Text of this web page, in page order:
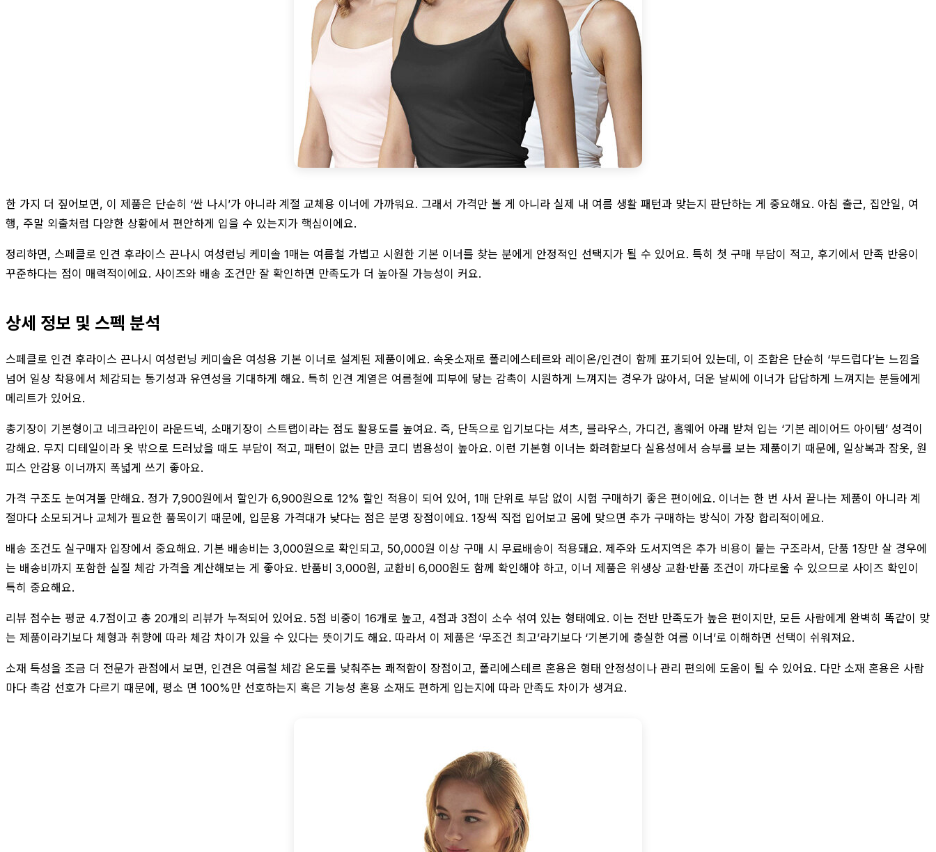
한 가지 더 짚어보면, 이 제품은 단순히 ‘싼 나시’가 아니라 계절 교체용 이너에 가까워요. 그래서 가격만 볼 게 아니라 실제 내 여름 생활 패턴과 맞는지 판단하는 게 중요해요. 아침 출근, 집안일, 여
행, 주말 외출처럼 다양한 상황에서 편안하게 입을 수 있는지가 핵심이에요.
정리하면, 스페클로 인견 후라이스 끈나시 여성런닝 케미솔 1매는 여름철 가볍고 시원한 기본 이너를 찾는 분에게 안정적인 선택지가 될 수 있어요. 특히 첫 구매 부담이 적고, 후기에서 만족 반응이
꾸준하다는 점이 매력적이에요. 사이즈와 배송 조건만 잘 확인하면 만족도가 더 높아질 가능성이 커요.
상세 정보 및 스펙 분석
스페클로 인견 후라이스 끈나시 여성런닝 케미솔은 여성용 기본 이너로 설계된 제품이에요. 속옷소재로 폴리에스테르와 레이온/인견이 함께 표기되어 있는데, 이 조합은 단순히 ‘부드럽다’는 느낌을
넘어 일상 착용에서 체감되는 통기성과 유연성을 기대하게 해요. 특히 인견 계열은 여름철에 피부에 닿는 감촉이 시원하게 느껴지는 경우가 많아서, 더운 날씨에 이너가 답답하게 느껴지는 분들에게
메리트가 있어요.
총기장이 기본형이고 네크라인이 라운드넥, 소매기장이 스트랩이라는 점도 활용도를 높여요. 즉, 단독으로 입기보다는 셔츠, 블라우스, 가디건, 홈웨어 아래 받쳐 입는 ‘기본 레이어드 아이템’ 성격이
강해요. 무지 디테일이라 옷 밖으로 드러났을 때도 부담이 적고, 패턴이 없는 만큼 코디 범용성이 높아요. 이런 기본형 이너는 화려함보다 실용성에서 승부를 보는 제품이기 때문에, 일상복과 잠옷, 원
피스 안감용 이너까지 폭넓게 쓰기 좋아요.
가격 구조도 눈여겨볼 만해요. 정가 7,900원에서 할인가 6,900원으로 12% 할인 적용이 되어 있어, 1매 단위로 부담 없이 시험 구매하기 좋은 편이에요. 이너는 한 번 사서 끝나는 제품이 아니라 계
절마다 소모되거나 교체가 필요한 품목이기 때문에, 입문용 가격대가 낮다는 점은 분명 장점이에요. 1장씩 직접 입어보고 몸에 맞으면 추가 구매하는 방식이 가장 합리적이에요.
배송 조건도 실구매자 입장에서 중요해요. 기본 배송비는 3,000원으로 확인되고, 50,000원 이상 구매 시 무료배송이 적용돼요. 제주와 도서지역은 추가 비용이 붙는 구조라서, 단품 1장만 살 경우에
는 배송비까지 포함한 실질 체감 가격을 계산해보는 게 좋아요. 반품비 3,000원, 교환비 6,000원도 함께 확인해야 하고, 이너 제품은 위생상 교환·반품 조건이 까다로울 수 있으므로 사이즈 확인이
특히 중요해요.
리뷰 점수는 평균 4.7점이고 총 20개의 리뷰가 누적되어 있어요. 5점 비중이 16개로 높고, 4점과 3점이 소수 섞여 있는 형태예요. 이는 전반 만족도가 높은 편이지만, 모든 사람에게 완벽히 똑같이 맞
는 제품이라기보다 체형과 취향에 따라 체감 차이가 있을 수 있다는 뜻이기도 해요. 따라서 이 제품은 ‘무조건 최고’라기보다 ‘기본기에 충실한 여름 이너’로 이해하면 선택이 쉬워져요.
소재 특성을 조금 더 전문가 관점에서 보면, 인견은 여름철 체감 온도를 낮춰주는 쾌적함이 장점이고, 폴리에스테르 혼용은 형태 안정성이나 관리 편의에 도움이 될 수 있어요. 다만 소재 혼용은 사람
마다 촉감 선호가 다르기 때문에, 평소 면 100%만 선호하는지 혹은 기능성 혼용 소재도 편하게 입는지에 따라 만족도 차이가 생겨요.